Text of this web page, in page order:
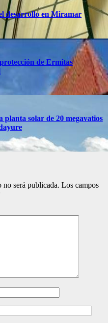
desarrollo en Miramar
de Ermitas
solar de 20 megavatios
será publicada. Los campos